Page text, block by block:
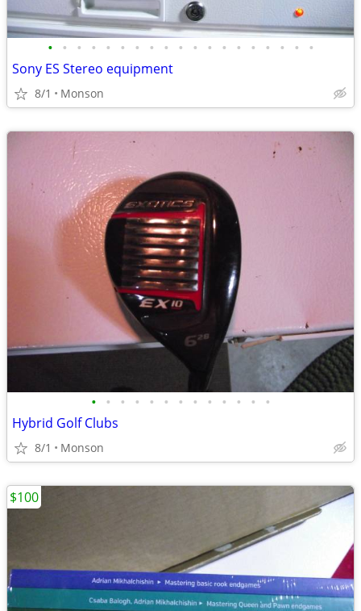
• • • • • • • • • • • • • • • • • • •
Sony ES Stereo equipment
8/1 Monson
• • • • • • • • • • • • •
Hybrid Golf Clubs
8/1 Monson
$100